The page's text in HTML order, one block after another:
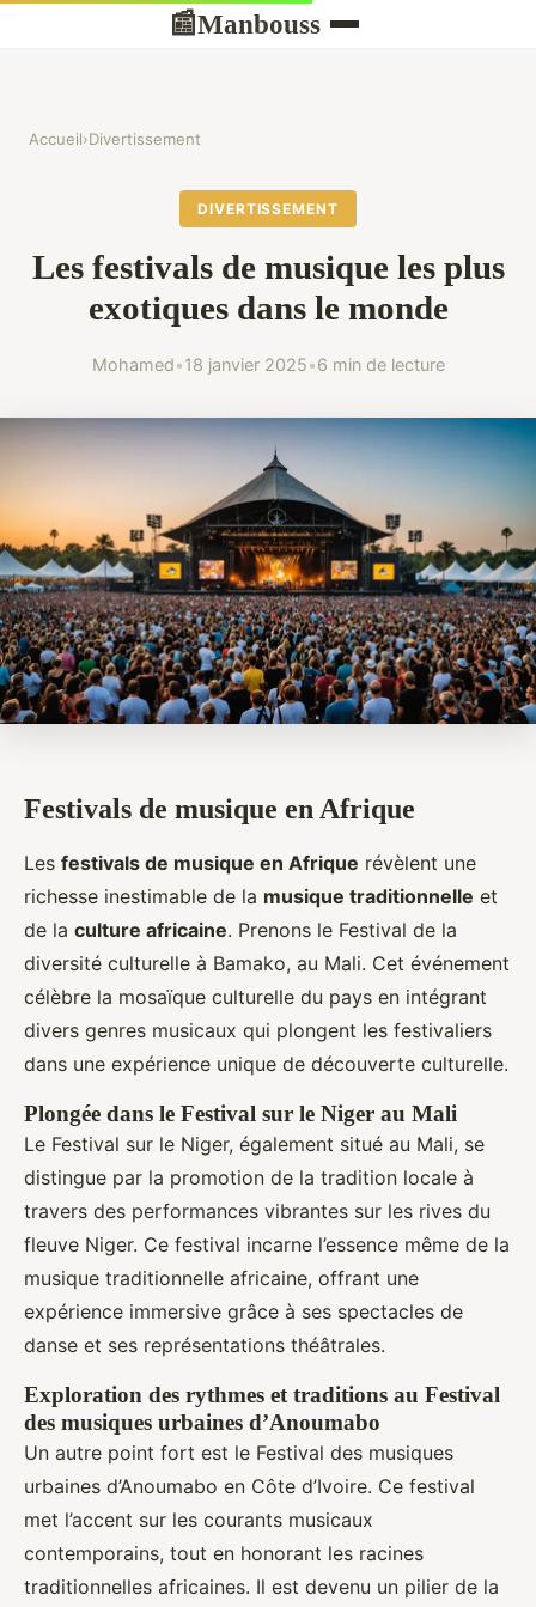
📰Manbouss
Accueil›Divertissement
DIVERTISSEMENT
Les festivals de musique les plus
exotiques dans le monde
Mohamed•18 janvier 2025•6 min de lecture
Festivals de musique en Afrique
Les festivals de musique en Afrique révèlent une
richesse inestimable de la musique traditionnelle et
de la culture africaine. Prenons le Festival de la
diversité culturelle à Bamako, au Mali. Cet événement
célèbre la mosaïque culturelle du pays en intégrant
divers genres musicaux qui plongent les festivaliers
dans une expérience unique de découverte culturelle.
Plongée dans le Festival sur le Niger au Mali
Le Festival sur le Niger, également situé au Mali, se
distingue par la promotion de la tradition locale à
travers des performances vibrantes sur les rives du
fleuve Niger. Ce festival incarne l’essence même de la
musique traditionnelle africaine, offrant une
expérience immersive grâce à ses spectacles de
danse et ses représentations théâtrales.
Exploration des rythmes et traditions au Festival
des musiques urbaines d’Anoumabo
Un autre point fort est le Festival des musiques
urbaines d’Anoumabo en Côte d’Ivoire. Ce festival
met l’accent sur les courants musicaux
contemporains, tout en honorant les racines
traditionnelles africaines. Il est devenu un pilier de la